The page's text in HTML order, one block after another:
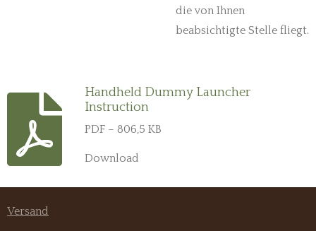
die von Ihnen
beabsichtigte Stelle fliegt.
Handheld Dummy Launcher
Instruction
PDF – 806,5 KB
Download
Versand